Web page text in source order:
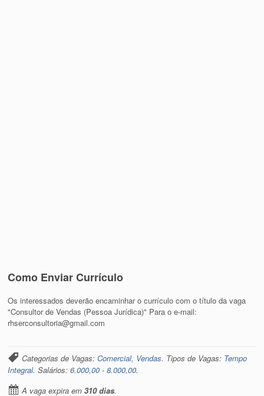
Como Enviar Currículo
Os interessados deverão encaminhar o currículo com o título da vaga
"Consultor de Vendas (Pessoa Jurídica)" Para o e-mail:
rhserconsultoria@gmail.com
Categorias de Vagas:Comercial, Vendas. Tipos de Vagas: Tempo
Integral. Salários:6.000,00 - 8.000,00.
A vaga expira em310 dias.